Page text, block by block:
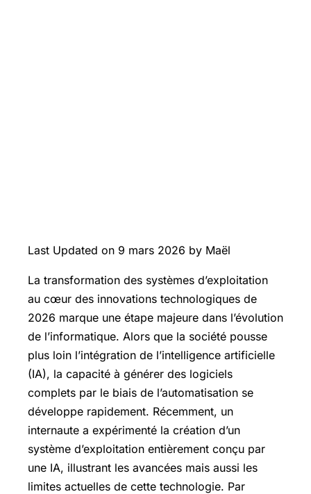
Last Updated on 9 mars 2026 by Maël
La transformation des systèmes d’exploitation
au cœur des innovations technologiques de
2026 marque une étape majeure dans l’évolution
de l’informatique. Alors que la société pousse
plus loin l’intégration de l’intelligence artificielle
(IA), la capacité à générer des logiciels
complets par le biais de l’automatisation se
développe rapidement. Récemment, un
internaute a expérimenté la création d’un
système d’exploitation entièrement conçu par
une IA, illustrant les avancées mais aussi les
limites actuelles de cette technologie. Par